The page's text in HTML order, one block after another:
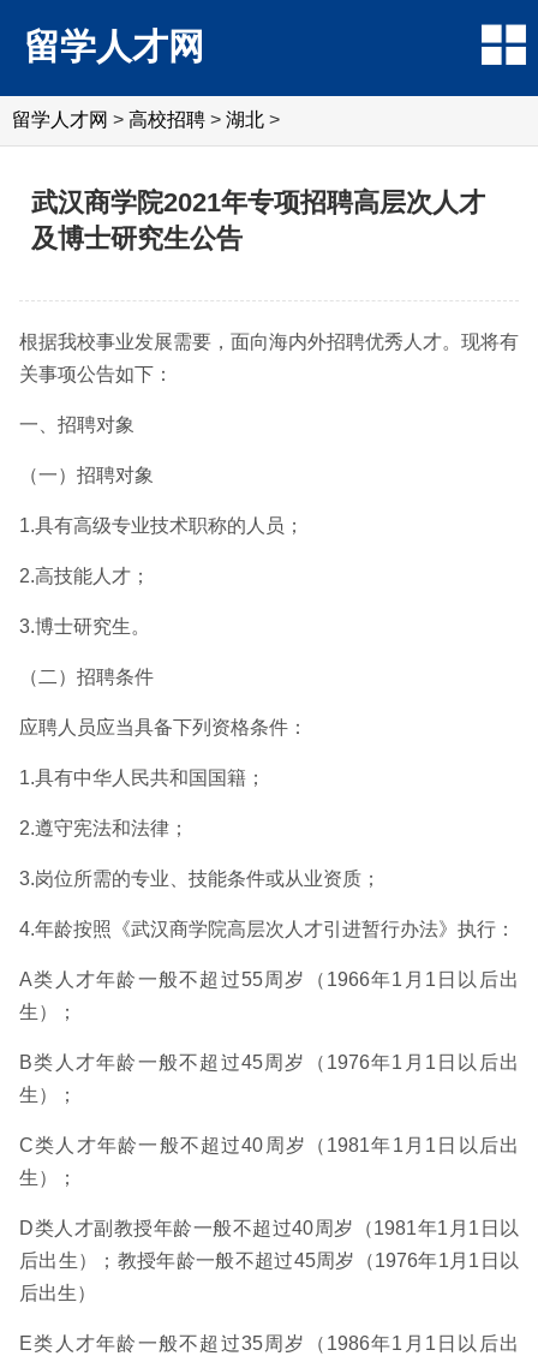
留学人才网
留学人才网 > 高校招聘 > 湖北 >
武汉商学院2021年专项招聘高层次人才
及博士研究生公告
根据我校事业发展需要，面向海内外招聘优秀人才。现将有
关事项公告如下：
一、招聘对象
（一）招聘对象
1.具有高级专业技术职称的人员；
2.高技能人才；
3.博士研究生。
（二）招聘条件
应聘人员应当具备下列资格条件：
1.具有中华人民共和国国籍；
2.遵守宪法和法律；
3.岗位所需的专业、技能条件或从业资质；
4.年龄按照《武汉商学院高层次人才引进暂行办法》执行：
A类人才年龄一般不超过55周岁（1966年1月1日以后出
生）；
B类人才年龄一般不超过45周岁（1976年1月1日以后出
生）；
C类人才年龄一般不超过40周岁（1981年1月1日以后出
生）；
D类人才副教授年龄一般不超过40周岁（1981年1月1日以
后出生）；教授年龄一般不超过45周岁（1976年1月1日以
后出生）
E类人才年龄一般不超过35周岁（1986年1月1日以后出